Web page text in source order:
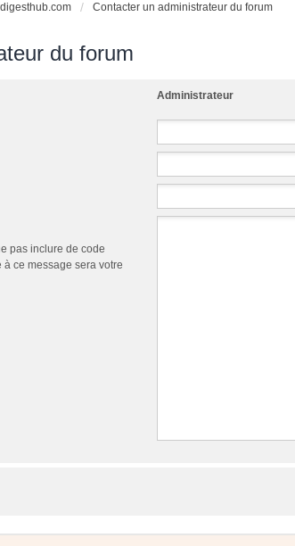
Contacter un administrateur du forum
du forum
Administrateur
pas inclure de code
à ce message sera votre